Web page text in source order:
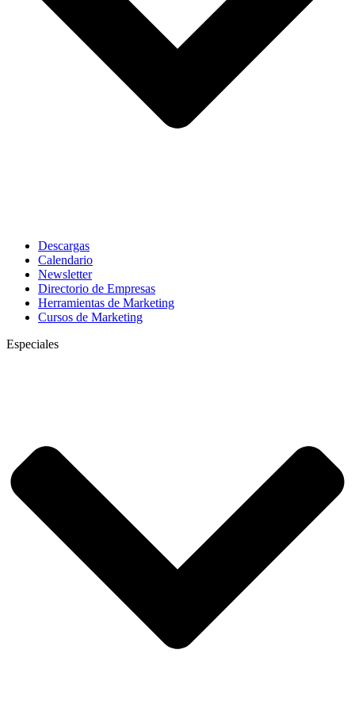
Descargas
Calendario
Newsletter
Directorio de Empresas
Herramientas de Marketing
Cursos de Marketing
Especiales